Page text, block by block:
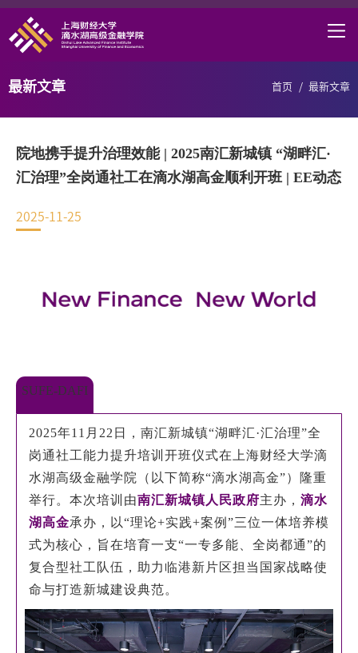
首页
学术研究
EN
邮编：201306
首页 / 最新文章
最新文章
院地携手提升治理效能 | 2025南汇新城镇 “湖畔汇·
汇治理”全岗通社工在滴水湖高金顺利开班 | EE动态
2025-11-25
SUFE-DAFI
2025年11月22日，南汇新城镇“湖畔汇·汇治理”全
岗通社工能力提升培训开班仪式在上海财经大学滴
水湖高级金融学院（以下简称“滴水湖高金”）隆重
举行。本次培训由南汇新城镇人民政府主办， 滴水
湖高金承办，以“理论+实践+案例”三位一体培养模
式为核心，旨在培育一支“一专多能、全岗都通”的
复合型社工队伍，助力临港新片区担当国家战略使
命与打造新城建设典范。